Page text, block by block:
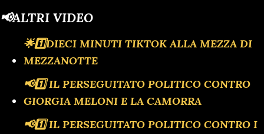
📢ALTRI VIDEO
🌟1️⃣DIECI MINUTI TIKTOK ALLA MEZZA DI
MEZZANOTTE
📢1️⃣ IL PERSEGUITATO POLITICO CONTRO
GIORGIA MELONI E LA CAMORRA
📢1️⃣ IL PERSEGUITATO POLITICO CONTRO I